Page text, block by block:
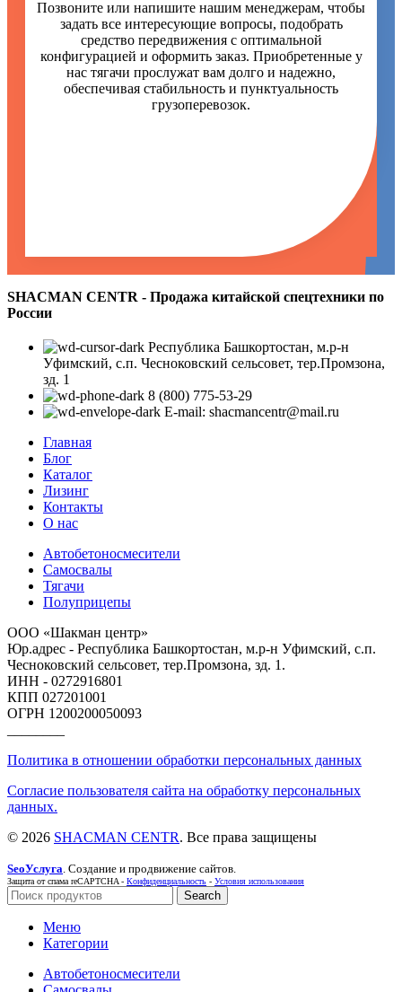
Позвоните или напишите нашим менеджерам, чтобы
задать все интересующие вопросы, подобрать
средство передвижения с оптимальной
конфигурацией и оформить заказ. Приобретенные у
нас тягачи прослужат вам долго и надежно,
обеспечивая стабильность и пунктуальность
грузоперевозок.
SHACMAN CENTR - Продажа китайской спецтехники по
России
Республика Башкортостан, м.р-н
Уфимский, с.п. Чесноковский сельсовет, тер.Промзона,
зд. 1
8 (800) 775-53-29
E-mail: shacmancentr@mail.ru
Главная
Блог
Каталог
Лизинг
Контакты
О нас
Автобетоносмесители
Самосвалы
Тягачи
Полуприцепы
ООО «Шакман центр»
Юр.адрес - Республика Башкортостан, м.р-н Уфимский, с.п.
Чесноковский сельсовет, тер.Промзона, зд. 1.
ИНН - 0272916801
КПП 027201001
ОГРН 1200200050093
Политика в отношении обработки персональных данных
Согласие пользователя сайта на обработку персональных
данных.
© 2026 SHACMAN CENTR. Все права защищены
SeoУслуга. Создание и продвижение сайтов.
Защита от спама reCAPTCHA - Конфиденциальность - Условия использования
Search
Меню
Категории
Автобетоносмесители